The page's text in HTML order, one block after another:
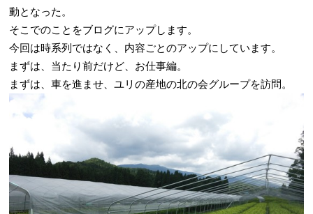
動となった。
そこでのことをブログにアップします。
今回は時系列ではなく、内容ごとのアップにしています。
まずは、当たり前だけど、お仕事編。
まずは、車を進ませ、ユリの産地の北の会グループを訪問。